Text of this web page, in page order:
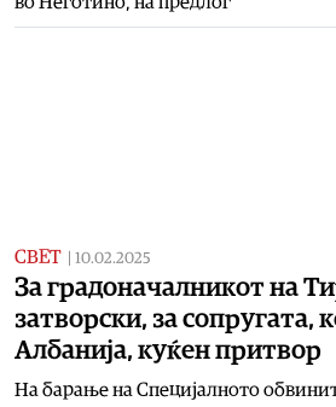
СВЕТ 10.02.2025
За градоначалникот на
затворски, за сопругата,
Албанија, куќен притвор
На барање на Специјалното